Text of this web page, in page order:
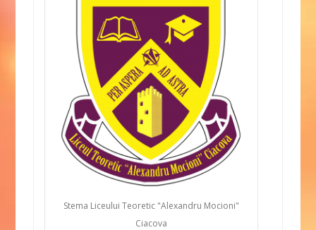
Stema Liceului Teoretic "Alexandru Mocioni"
Ciacova